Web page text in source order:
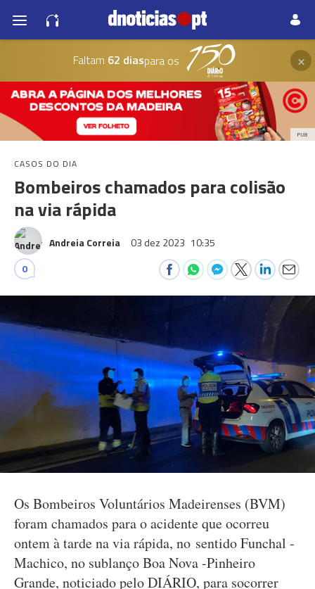
Faltam 62 diaspara os ×
PUB
CASOS DO DIA
Bombeiros chamados para colisão
na via rápida
Andreia Correia 03 dez 2023 10:35
0
Os Bombeiros Voluntários Madeirenses (BVM)
foram chamados para o acidente que ocorreu
ontem à tarde na via rápida, no sentido Funchal -
Machico, no sublanço Boa Nova -Pinheiro
Grande, noticiado pelo DIÁRIO, para socorrer